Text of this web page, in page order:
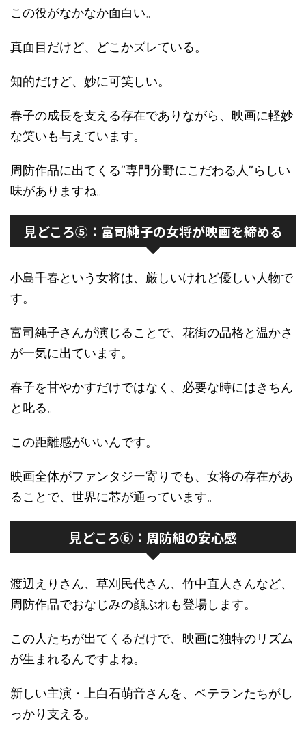
この役がなかなか面白い。
真面目だけど、どこかズレている。
知的だけど、妙に可笑しい。
春子の成長を支える存在でありながら、映画に軽妙
な笑いも与えています。
周防作品に出てくる“専門分野にこだわる人”らしい
味がありますね。
見どころ⑤：富司純子の女将が映画を締める
小島千春という女将は、厳しいけれど優しい人物で
す。
富司純子さんが演じることで、花街の品格と温かさ
が一気に出ています。
春子を甘やかすだけではなく、必要な時にはきちん
と叱る。
この距離感がいいんです。
映画全体がファンタジー寄りでも、女将の存在があ
ることで、世界に芯が通っています。
見どころ⑥：周防組の安心感
渡辺えりさん、草刈民代さん、竹中直人さんなど、
周防作品でおなじみの顔ぶれも登場します。
この人たちが出てくるだけで、映画に独特のリズム
が生まれるんですよね。
新しい主演・上白石萌音さんを、ベテランたちがし
っかり支える。